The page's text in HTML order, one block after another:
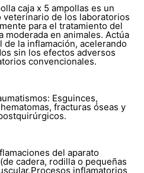
caja x 5 ampollas es un
veterinario de los laboratorios
para el tratamiento del
moderada en animales. Actúa
la inflamación, acelerando
sin los efectos adversos
convencionales.
Esguinces,
fracturas óseas y
del aparato
cadera, rodilla o pequeñas
inflamatorios